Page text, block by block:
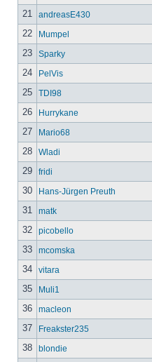
21 andreasE430
22 Mumpel
23 Sparky
24 PelVis
25 TDI98
26 Hurrykane
27 Mario68
28 Wladi
29 fridi
30 Hans-Jürgen Preuth
31 matk
32 picobello
33 mcomska
34 vitara
35 Muli1
36 macleon
37 Freakster235
38 blondie